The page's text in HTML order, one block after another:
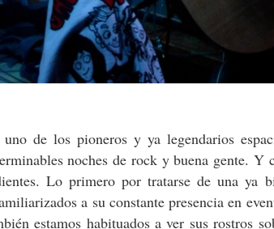
de los pioneros y ya legendarios
noches de rock y buena gente. Y
Lo primero por tratarse de una ya
a su constante presencia en
estamos habituados a ver sus rostros